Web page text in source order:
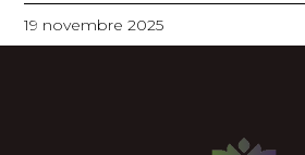
19 novembre 2025